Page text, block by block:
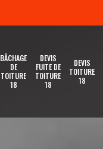
BÂCHAGE
DE
TOITURE
18
DEVIS
FUITE DE
TOITURE
18
DEVIS
TOITURE
18